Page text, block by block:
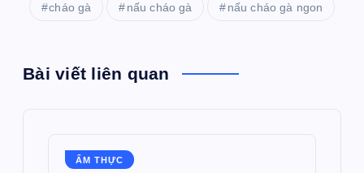
cháo gà nấu cháo gà nấu cháo gà ngon
Bài viết liên quan
ẨM THỰC